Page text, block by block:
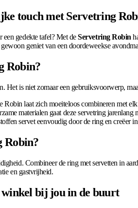
touch met Servetring
een gedekte tafel? Met deServetring Robin
geniet van een doordeweekse
Robin?
is niet zomaar een gebruiksvoorwerp,
laat zich moeiteloos combineren met
materialen gaat deze servetring
servet eenvoudig door de ring en creëer
Robin?
Combineer de ring met servetten in
en gastvrijheid.
bij jou in de buurt